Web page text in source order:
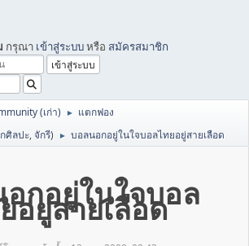
กรุณา เข้าสู่ระบบหรือ สมัครสมาชิก
(เก่า) ► แตกฟอง
ศิลปะ,จักรี) ► บอลนอกอยู่ในใจบอลไทยอยู่สายเลือด
กอยู่ในใจบอล
อยู่สายเลือด